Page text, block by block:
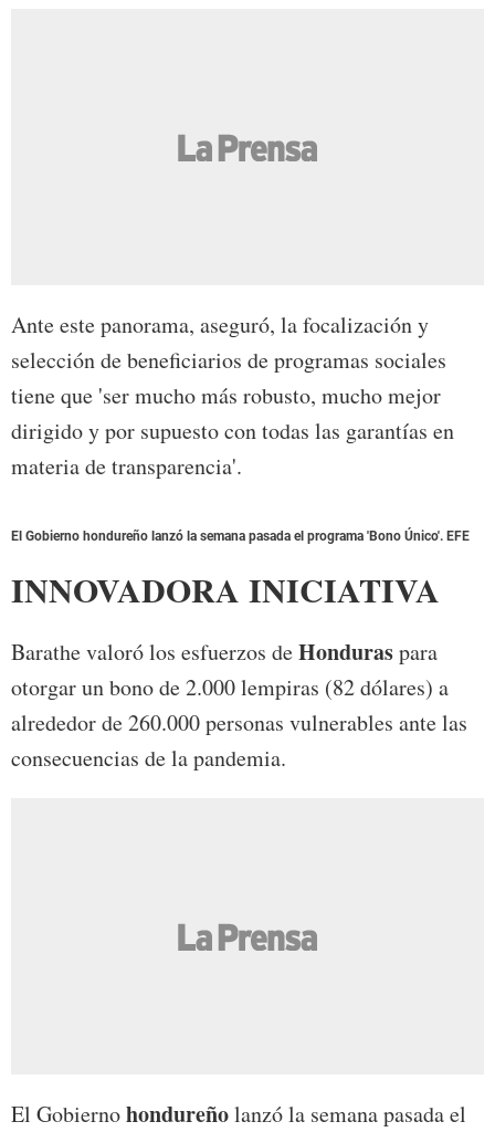
Ante este panorama, aseguró, la focalización y
selección de beneficiarios de programas sociales
tiene que 'ser mucho más robusto, mucho mejor
dirigido y por supuesto con todas las garantías en
materia de transparencia'.
El Gobierno hondureño lanzó la semana pasada el programa 'Bono Único'. EFE
INNOVADORA INICIATIVA
Barathe valoró los esfuerzos deHonduraspara
otorgar un bono de 2.000 lempiras (82 dólares) a
alrededor de 260.000 personas vulnerables ante las
consecuencias de la pandemia.
El Gobiernohondureñolanzó la semana pasada el